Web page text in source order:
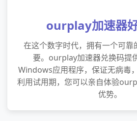
ourplay加速器
在这个数字时代，拥有一个可靠
要。ourplay加速器兑换码提
Windows应用程序，保证无病毒
利用试用期，您可以亲自体验
优势。